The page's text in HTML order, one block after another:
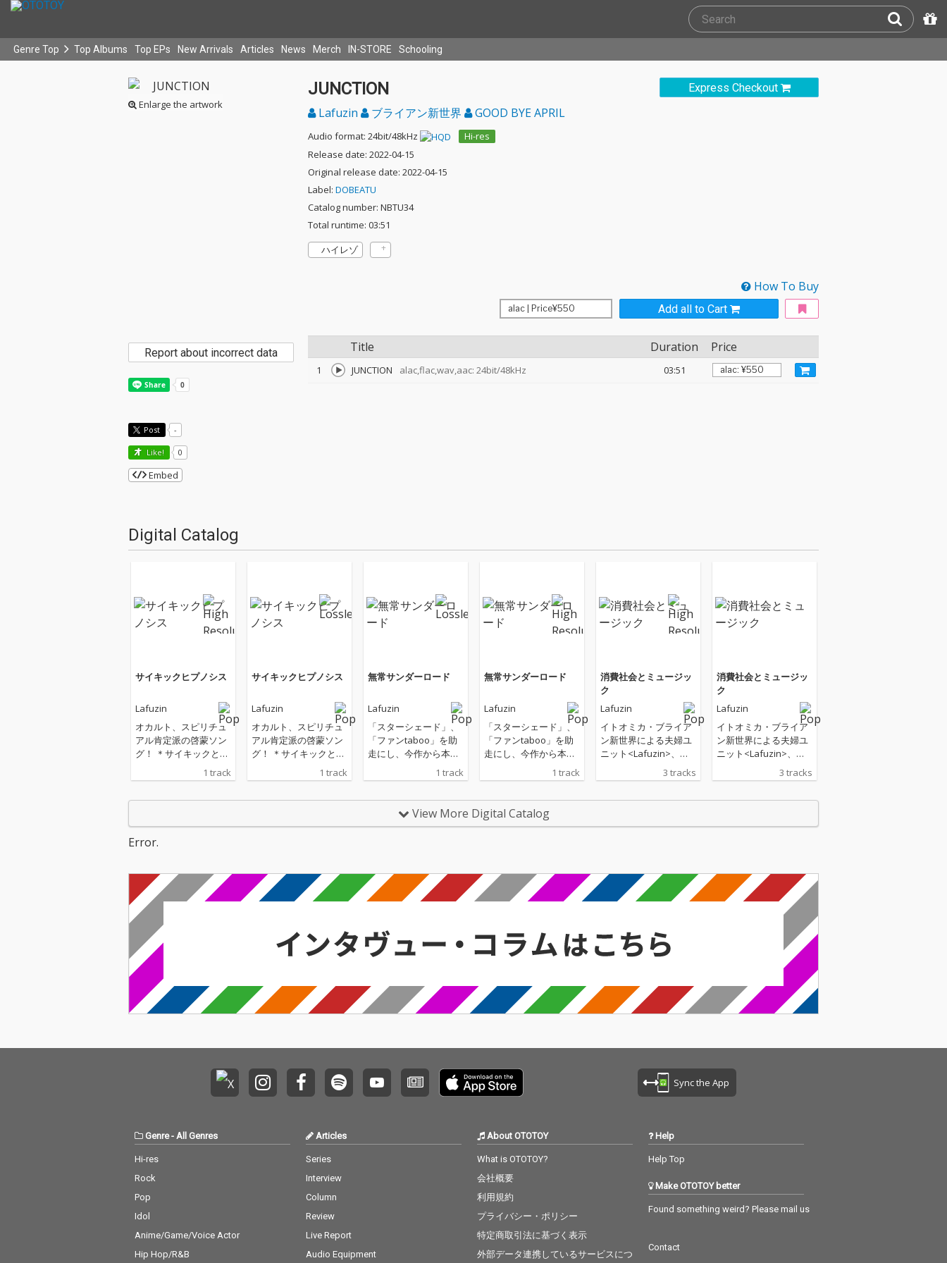
Genre Top Top Albums Top EPs New Arrivals Articles News Merch IN-STORE Schooling
Enlarge the artwork
Express Checkout
JUNCTION
Lafuzin ブライアン新世界 GOOD BYE APRIL
Audio format: 24bit/48kHz
Hi-res
Release date: 2022-04-15
Original release date: 2022-04-15
Label: DOBEATU
Catalog number: NBTU34
Total runtime: 03:51
ハイレゾ
How To Buy
Add all to Cart
Title Duration Price
1 JUNCTION alac,flac,wav,aac: 24bit/48kHz 03:51
Report about incorrect data
Post -
Like! 0
Embed
Digital Catalog
サイキックヒプノシス
Lafuzin
オカルト、スピリチュ
アル肯定派の啓蒙ソン
グ！ ＊サイキックと
は？ サイキックとは、
俗にいう超能力ではな
が、そうではない。も
わっていた目に見えな
い力で、ものごとの本
質を瞬時に感じとる能
力なのだ。 ＊ヒプノシ
ス＝催眠 この歌におけ
る催眠とは、前世療法
のことを指す。 ＊前世
療法の効果とは？ 自分
の前世を知ることによ
って、今の人生で関わ
りの深い人との関係の
偶者、恋人、友人など
ることによって、今回
の魂の課題というもの
を、明確にすることに
よって、今回の人生で
とが出来ます。
1 track
サイキックヒプノシス
Lafuzin
オカルト、スピリチュ
アル肯定派の啓蒙ソン
グ！ ＊サイキックと
は？ サイキックとは、
俗にいう超能力ではな
わっていた目に見えな
い力で、ものごとの本
質を瞬時に感じとる能
る催眠とは、前世療法
のことを指す。 ＊前世
って、今の人生で関わ
りの深い人との関係の
偶者、恋人、友人など
ることによって、今回
の人生では、より良い
の魂の課題というもの
を、明確にすることに
よって、今回の人生で
とが出来ます。
1 track
無常サンダーロード
Lafuzin
「スターシェード」、
「ファンtaboo」を助
走にし、今作から本格
的なイトオミカのソロ
ワークが始まる。その
楽曲が本作の「無常サ
ンダーロード」。まだ
は、イトオミカ自身の
原点回帰作品とも言え
る。編曲にアマイワナ
手掛けるアツムワンダ
フルを迎え、デモトラ
ックの世界観をより強
今作からよりコアな世
界観の追求のためイン
った。 ー楽曲解説ー 歌
在住のイトオミカ自身
によって書かれた。当
韓国人の友達のバイク
よ"というのは本当で、
1 track
無常サンダーロード
Lafuzin
「スターシェード」、
「ファンtaboo」を助
走にし、今作から本格
的なイトオミカのソロ
ワークが始まる。その
楽曲が本作の「無常サ
ンダーロード」。まだ
は、イトオミカ自身の
原点回帰作品とも言え
る。編曲にアマイワナ
フルを迎え、デモトラ
ックの世界観をより強
今作からよりコアな世
界観の追求のためイン
った。 ー楽曲解説ー 歌
在住のイトオミカ自身
によって書かれた。当
家の卵である彼氏が、
韓国人の友達のバイク
の後ろに乗って近所を
を着想に書かれた半分
ノンフィクション半分
ノンフィクションのス
トーリー。"あなたのエ
ンジン音は覚えている
よ"というのは本当で、
1 track
消費社会とミュージッ
ク
Lafuzin
イトオミカ・ブライア
ン新世界による夫婦ユ
ニット<Lafuzin>、透
明感のあるピュアで無
機質な歌声で 80s シテ
トオミカのセルフプロ
デュース楽曲を連続リ
リースしていたが、
ライアン新世界が詞
曲・編曲まで手掛けた
ターが抱えるもやもや
をアイロニカルな詞を
ィと癖になるコード進
イトオミカセルフプロ
デュースのhyper pop
をカップリングに収
録。
3 tracks
消費社会とミュージッ
ク
Lafuzin
イトオミカ・ブライア
ン新世界による夫婦ユ
ニット<Lafuzin>、透
明感のあるピュアで無
機質な歌声で 80s シテ
トオミカのセルフプロ
デュース楽曲を連続リ
リースしていたが、
「消費社会とミュージ
ック」は久しぶりにブ
ライアン新世界が詞
曲・編曲まで手掛けた
デスクトップミュージ
ック。現代のクリエイ
ターが抱えるもやもや
をアイロニカルな詞を
ィと癖になるコード進
イトオミカセルフプロ
デュースのhyper pop
録。
3 tracks
View More Digital Catalog
Error.
Sync the App
Genre- All Genres
Hi-res
Rock
Pop
Idol
Anime/Game/Voice Actor
Hip Hop/R&B
Articles
Series
Interview
Column
Review
Live Report
Audio Equipment
About OTOTOY
What is OTOTOY?
会社概要
利用規約
プライバシー・ポリシー
特定商取引法に基づく表示
外部データ連携しているサービスにつ
Help
Help Top
Make OTOTOY better
Found something weird? Please mail us
Contact